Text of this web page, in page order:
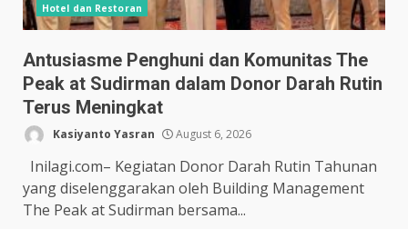
Hotel dan Restoran
Antusiasme Penghuni dan Komunitas The
Peak at Sudirman dalam Donor Darah Rutin
Terus Meningkat
Kasiyanto Yasran August 6, 2026
Inilagi.com– Kegiatan Donor Darah Rutin Tahunan
yang diselenggarakan oleh Building Management
The Peak at Sudirman bersama...